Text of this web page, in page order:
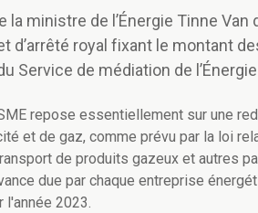
la ministre de l’Énergie Tinne
d’arrêté royal fixant le montant
Service de médiation de
repose essentiellement sur une
et de gaz, comme prévu par la loi
de produits gazeux et autres
due par chaque entreprise
l'année 2023.